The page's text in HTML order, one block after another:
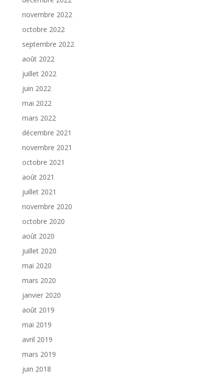
novembre 2022
octobre 2022
septembre 2022
août 2022
juillet 2022
juin 2022
mai 2022
mars 2022
décembre 2021
novembre 2021
octobre 2021
août 2021
juillet 2021
novembre 2020
octobre 2020
août 2020
juillet 2020
mai 2020
mars 2020
janvier 2020
août 2019
mai 2019
avril 2019
mars 2019
juin 2018